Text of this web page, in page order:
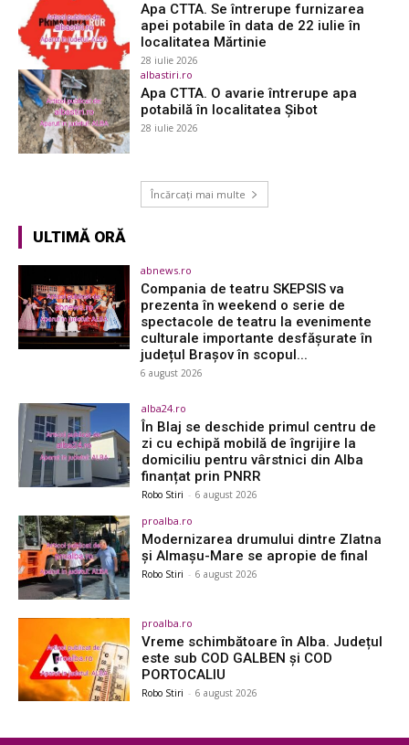
Apa CTTA. Se întrerupe furnizarea
apei potabile în data de 22 iulie în
localitatea Mărtinie
28 iulie 2026
albastiri.ro
Apa CTTA. O avarie întrerupe apa
potabilă în localitatea Șibot
28 iulie 2026
Încărcați mai multe
ULTIMĂ ORĂ
abnews.ro
Compania de teatru SKEPSIS va
prezenta în weekend o serie de
spectacole de teatru la evenimente
culturale importante desfășurate în
județul Brașov în scopul...
6 august 2026
alba24.ro
În Blaj se deschide primul centru de
zi cu echipă mobilă de îngrijire la
domiciliu pentru vârstnici din Alba
finanțat prin PNRR
Robo Stiri - 6 august 2026
proalba.ro
Modernizarea drumului dintre Zlatna
și Almașu-Mare se apropie de final
Robo Stiri - 6 august 2026
proalba.ro
Vreme schimbătoare în Alba. Județul
este sub COD GALBEN și COD
PORTOCALIU
Robo Stiri - 6 august 2026